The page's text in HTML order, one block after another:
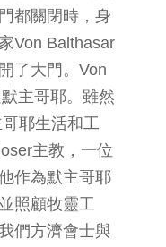
都關閉時，身
Von Balthasar
了大門。Von
主哥耶。雖然
耶生活和工
主教，一位
作為默主哥耶
照顧牧靈工
們方濟會士與